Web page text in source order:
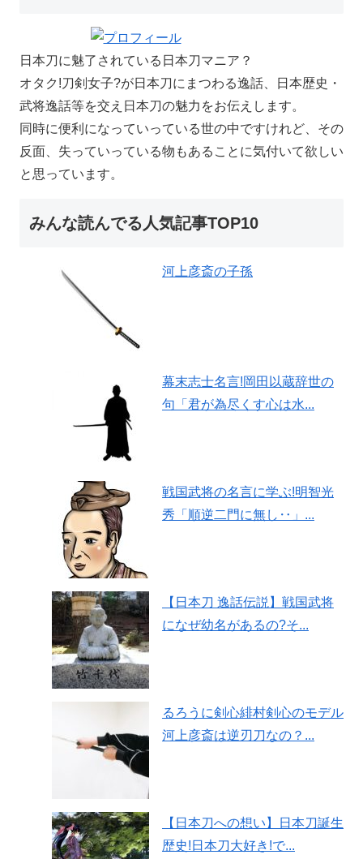
日本刀に魅了されている日本刀マニア？
オタク!刀剣女子?が日本刀にまつわる逸話、日本歴史・
武将逸話等を交え日本刀の魅力をお伝えします。
同時に便利になっていっている世の中ですけれど、その
反面、失っていっている物もあることに気付いて欲しい
と思っています。
みんな読んでる人気記事TOP10
河上彦斎の子孫
幕末志士名言!岡田以蔵辞世の
句「君が為尽くす心は水...
戦国武将の名言に学ぶ!明智光
秀「順逆二門に無し‥」...
【日本刀 逸話伝説】戦国武将
になぜ幼名があるの?そ...
るろうに剣心緋村剣心のモデル
河上彦斎は逆刃刀なの？...
【日本刀への想い】日本刀誕生
歴史!日本刀大好き!で...